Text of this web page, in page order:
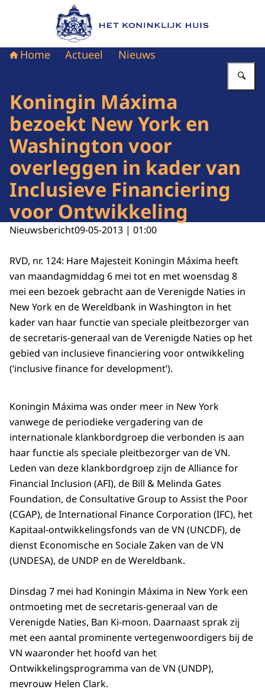
Naar de homepage van Het Koninklijk Huis
Home Actueel Nieuws
Koningin Máxima
bezoekt New York en
Washington voor
overleggen in kader van
Inclusieve Financiering
voor Ontwikkeling
Nieuwsbericht09-05-2013 | 01:00
RVD, nr. 124: Hare Majesteit Koningin Máxima heeft
van maandagmiddag 6 mei tot en met woensdag 8
mei een bezoek gebracht aan de Verenigde Naties in
New York en de Wereldbank in Washington in het
kader van haar functie van speciale pleitbezorger van
de secretaris-generaal van de Verenigde Naties op het
gebied van inclusieve financiering voor ontwikkeling
(‘inclusive finance for development’).
Koningin Máxima was onder meer in New York
vanwege de periodieke vergadering van de
internationale klankbordgroep die verbonden is aan
haar functie als speciale pleitbezorger van de VN.
Leden van deze klankbordgroep zijn de Alliance for
Financial Inclusion (AFI), de Bill & Melinda Gates
Foundation, de Consultative Group to Assist the Poor
(CGAP), de International Finance Corporation (IFC), het
Kapitaal-ontwikkelingsfonds van de VN (UNCDF), de
dienst Economische en Sociale Zaken van de VN
(UNDESA), de UNDP en de Wereldbank.
Dinsdag 7 mei had Koningin Máxima in New York een
ontmoeting met de secretaris-generaal van de
Verenigde Naties, Ban Ki-moon. Daarnaast sprak zij
met een aantal prominente vertegenwoordigers bij de
VN waaronder het hoofd van het
Ontwikkelingsprogramma van de VN (UNDP),
mevrouw Helen Clark.